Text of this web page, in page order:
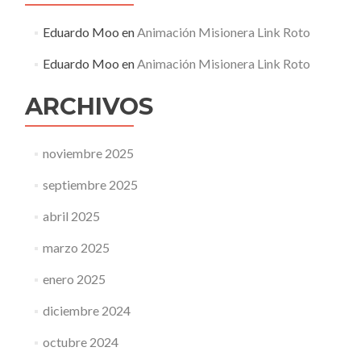
Eduardo Moo enAnimación Misionera Link Roto
Eduardo Moo enAnimación Misionera Link Roto
ARCHIVOS
noviembre 2025
septiembre 2025
abril 2025
marzo 2025
enero 2025
diciembre 2024
octubre 2024